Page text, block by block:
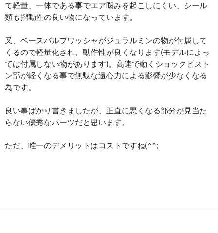
て軽量、一体である事でエア噛みを起こしにくい、シール
類も摺動性の良い物になっています。
又、ベースバルブワッシャがジュラルミンの物が付属して
くるので軽量化され、動作性が良くなります(モデルによっ
ては付属しない物があります)。高速で動くショックピスト
ン部が軽くなる事で無駄な遠心力による影響が少なくなる
為です。
良い事ばかり書きましたが、正直に悪くなる部分が見当た
らない優秀なパーツだと思います。
ただ、唯一のデメリットはコストですね(^^;